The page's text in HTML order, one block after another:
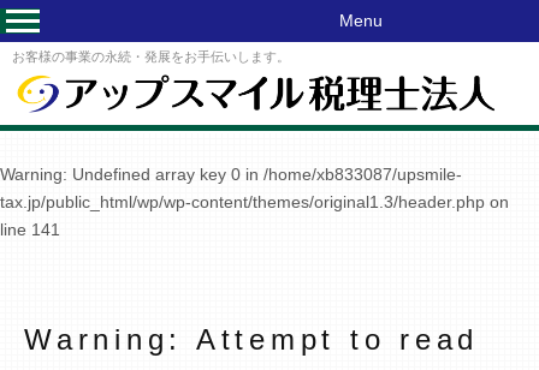
お客様の事業の永続・発展をお手伝いします。
Menu
Warning: Undefined array key 0 in /home/xb833087/upsmile-
tax.jp/public_html/wp/wp-content/themes/original1.3/header.php on
line 141
Warning : Attempt to read